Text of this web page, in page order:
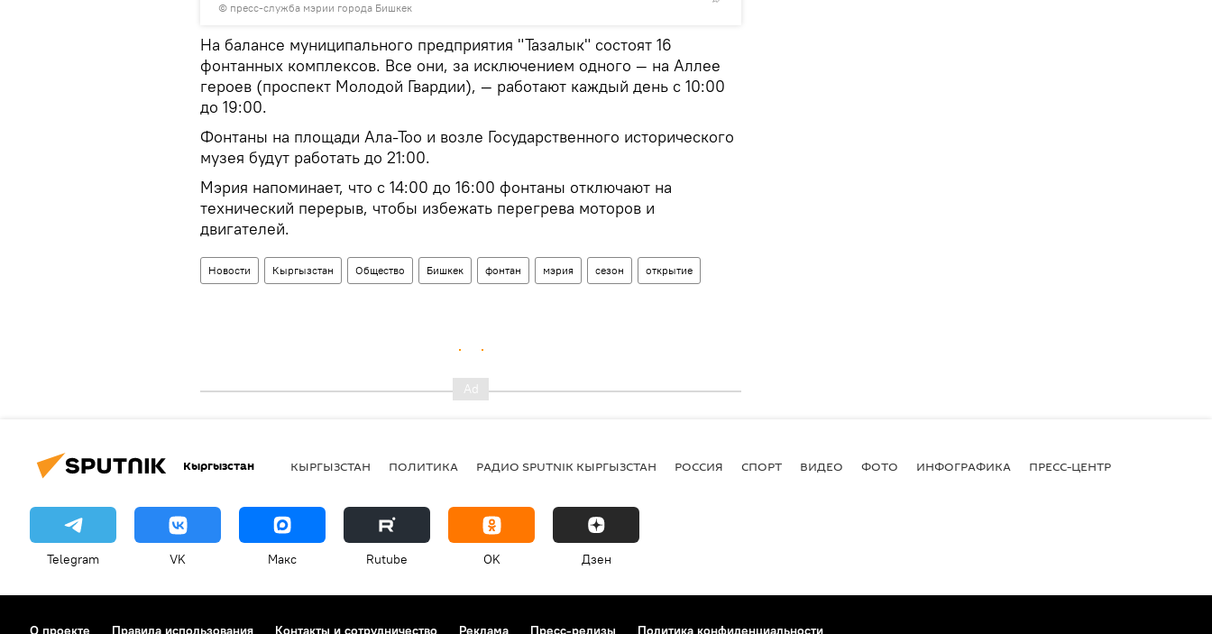
© пресс-служба мэрии города Бишкек
На балансе муниципального предприятия "Тазалык" состоят 16
фонтанных комплексов. Все они, за исключением одного — на Аллее
героев (проспект Молодой Гвардии), — работают каждый день с 10:00
до 19:00.
Фонтаны на площади Ала-Тоо и возле Государственного исторического
музея будут работать до 21:00.
Мэрия напоминает, что с 14:00 до 16:00 фонтаны отключают на
технический перерыв, чтобы избежать перегрева моторов и
двигателей.
Новости Кыргызстан Общество Бишкек фонтан мэрия сезон открытие
Кыргызстан КЫРГЫЗСТАН ПОЛИТИКА РАДИО SPUTNIK КЫРГЫЗСТАН РОССИЯ СПОРТ ВИДЕО ФОТО ИНФОГРАФИКА ПРЕСС-ЦЕНТР
Telegram VK Макс Rutube OK Дзен
О проекте Правила использования Контакты и сотрудничество Реклама Пресс-релизы Политика конфиденциальности